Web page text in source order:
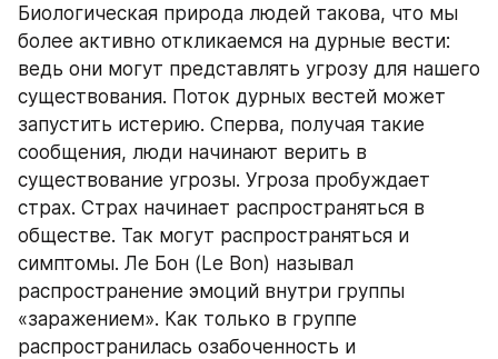
Биологическая природа людей такова, что мы
более активно откликаемся на дурные вести:
ведь они могут представлять угрозу для нашего
существования. Поток дурных вестей может
запустить истерию. Сперва, получая такие
сообщения, люди начинают верить в
существование угрозы. Угроза пробуждает
страх. Страх начинает распространяться в
обществе. Так могут распространяться и
симптомы. Ле Бон (Le Bon) называл
распространение эмоций внутри группы
«заражением». Как только в группе
распространилась озабоченность и